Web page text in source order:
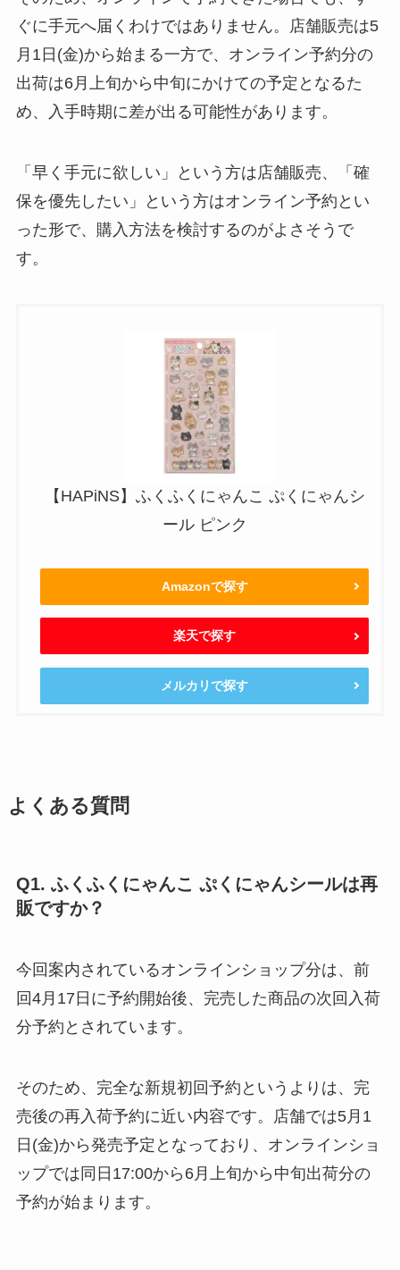
ぐに手元へ届くわけではありません。店舗販売は5
月1日(金)から始まる一方で、オンライン予約分の
出荷は6月上旬から中旬にかけての予定となるた
め、入手時期に差が出る可能性があります。
「早く手元に欲しい」という方は店舗販売、「確
保を優先したい」という方はオンライン予約とい
った形で、購入方法を検討するのがよさそうで
す。
【HAPiNS】ふくふくにゃんこ ぷくにゃんシ
ール ピンク
Amazonで探す
楽天で探す
メルカリで探す
よくある質問
Q1. ふくふくにゃんこ ぷくにゃんシールは再
販ですか？
今回案内されているオンラインショップ分は、前
回4月17日に予約開始後、完売した商品の次回入荷
分予約とされています。
そのため、完全な新規初回予約というよりは、完
売後の再入荷予約に近い内容です。店舗では5月1
日(金)から発売予定となっており、オンラインショ
ップでは同日17:00から6月上旬から中旬出荷分の
予約が始まります。